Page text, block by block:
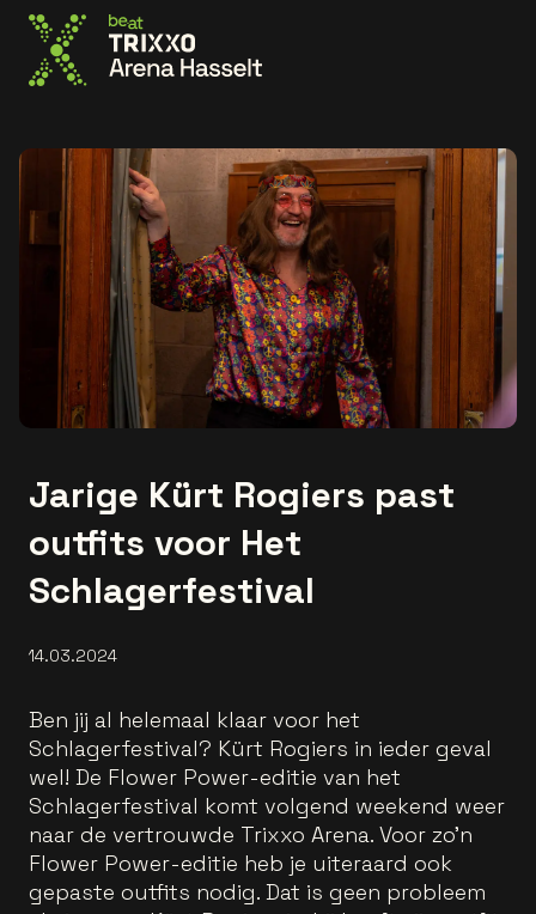
Jarige Kürt Rogiers past
outfits voor Het
Schlagerfestival
14.03.2024
Ben jij al helemaal klaar voor het
Schlagerfestival? Kürt Rogiers in ieder geval
wel! De Flower Power-editie van het
Schlagerfestival komt volgend weekend weer
naar de vertrouwde Trixxo Arena. Voor zo’n
Flower Power-editie heb je uiteraard ook
gepaste outfits nodig. Dat is geen probleem